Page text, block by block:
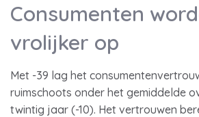
Consumenten
vrolijker op
Met -39 lag het
ruimschoots onder het gemiddelde
twintig jaar (-10). Het vertrouwen